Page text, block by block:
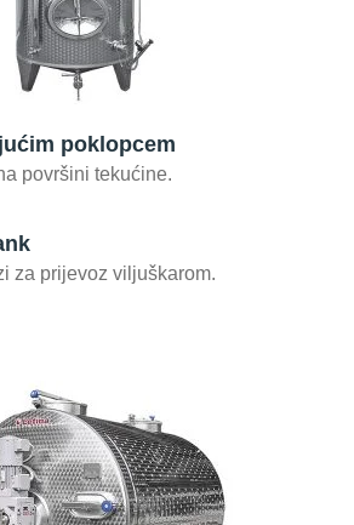
poklopcem
površini tekućine.
za prijevoz viljuškarom.